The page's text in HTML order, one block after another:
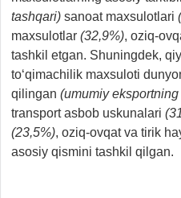
tashqari) sanoat maxsulotlari
maxsulotlar (32,9%), oziq-
tashkil etgan. Shuningdek,
to‘qimachilik maxsuloti
qilingan (umumiy
transport asbob uskunalari
(23,5%), oziq-ovqat va tirik
asosiy qismini tashkil qilgan.